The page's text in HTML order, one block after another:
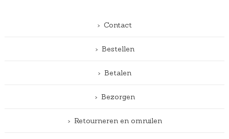
Contact
Bestellen
Betalen
Bezorgen
Retourneren en omruilen